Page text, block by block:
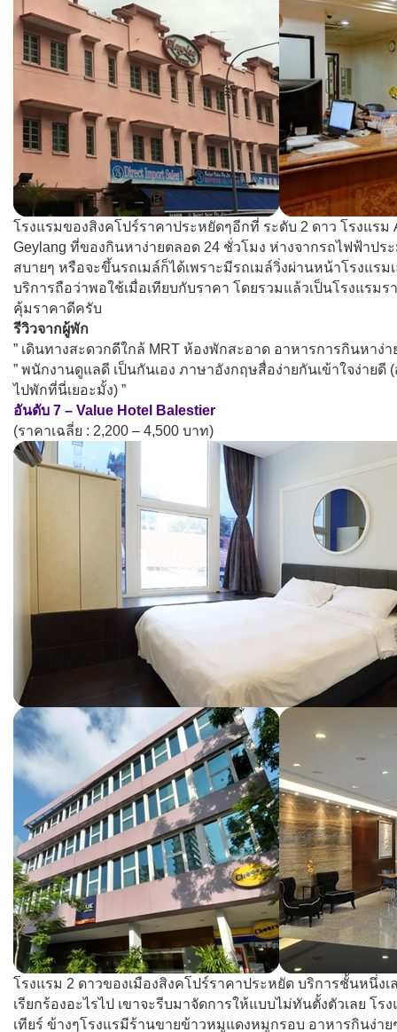
โรงแรมของสิงคโปร์ราคาประหยัดๆอีกที่ ระดับ 2 ดาว โรงแรม
Geylang ที่ของกินหาง่ายตลอด 24 ชั่วโมง ห่างจากรถไฟฟ้าปร
สบายๆ หรือจะขึ้นรถเมล์ก็ได้เพราะมีรถเมล์วิ่งผ่านหน้าโรงแรม
บริการถือว่าพอใช้เมื่อเทียบกับราคา โดยรวมแล้วเป็นโรงแรม
คุ้มราคาดีครับ
รีวิวจากผู้พัก
” เดินทางสะดวกดีใกล้ MRT ห้องพักสะอาด อาหารการกินหาง่า
” พนักงานดูแลดี เป็นกันเอง ภาษาอังกฤษสื่อง่ายกันเข้าใจง่ายดี
ไปพักที่นี่เยอะมั้ง) ”
อันดับ 7 – Value Hotel Balestier
(ราคาเฉลี่ย : 2,200 – 4,500 บาท)
โรงแรม 2 ดาวของเมืองสิงคโปร์ราคาประหยัด บริการชั้นหนึ่งเ
เรียกร้องอะไรไป เขาจะรีบมาจัดการให้แบบไม่ทันตั้งตัวเลย โร
เทียร์ ข้างๆโรงแรมีร้านขายข้าวหมูแดงหมูกรอบ อาหารกินง่า